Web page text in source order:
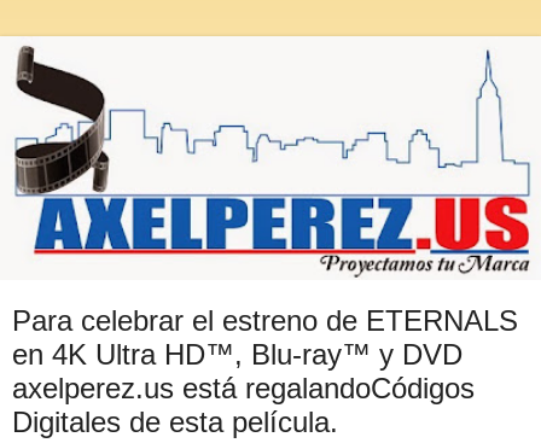
Para celebrar el estreno de ETERNALS
en 4K Ultra HD™, Blu-ray™ y DVD
axelperez.us está regalandoCódigos
Digitales de esta película.